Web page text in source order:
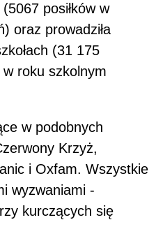
posiłków w
oraz prowadziła
(31 175
w roku szkolnym
w podobnych
Krzyż,
i Oxfam. Wszystkie
wyzwaniami -
kurczących się